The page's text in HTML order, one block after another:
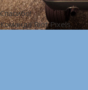
Спасибо!
Команда Riot Pixels.